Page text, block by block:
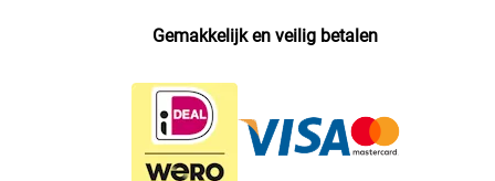
Gemakkelijk en veilig betalen